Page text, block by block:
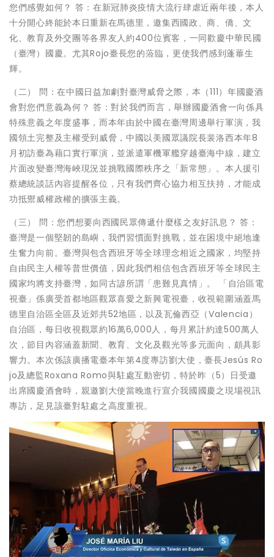
您們感覺如何？ 答：在新冠肺炎疫情大流行肆虐近兩年後，本人
十分開心終能於本日重新在馬德里，邀集西國政、商、僑、文
化、教育及外交團等各界友人約400位賓客，一同歡慶中華民國
（臺灣）國慶。尤其Rojo臺長您的蒞臨，更使我們感到蓬蓽生
輝。
（二） 問：在中國日益加劇對臺灣威脅之際，本（111）年國慶酒
會對您們意義為何？ 答：對於我們而言，舉辦國慶酒會一向係具
特殊意義之年度盛事，而本年由於中國在臺灣周邊舉行軍演，我
國領土完整及主權受到威脅，中國以美國眾議院長裴洛西本年8
月初訪臺為藉口實行軍演，並派遣軍機軍艦穿越臺海中線，建立
片面改變臺灣海峽現況並挑戰國際秩序之「新常態」。本人援引
蔡總統談話內容提醒各位，只有我們齊心協力相互扶持，才能成
功抵禦威權政權的擴張主義。
（三） 問：您們想要向西國民眾傳遞什麼樣之友好訊息？ 答：
臺灣是一個堅韌的島嶼，我們習慣面對挑戰，並在困境中絕地逢
生奮力向前。臺灣與包含西班牙等全球理念相近之國家，均堅持
自由民主人權等普世價值，因此我們相信包含西班牙等全球民主
國家均將支持臺灣，如同古諺所謂「患難見真情」。 「自治區電
視臺」係廣受首都地區觀眾喜愛之新興電視臺，收視範圍涵蓋馬
德里自治區全區及近郊共52地區，以及瓦倫西亞（Valencia）
自治區，每日收視觀眾約16萬6,000人，每月累計約達500萬人
次，節目內容涵蓋新聞、教育、文化及觀光等多元面向，頗具影
響力。本次係該廣播電臺本年第4度專訪劉大使，臺長Jesús Ro
jo及總監Roxana Romo與駐處互動密切，特於昨（5）日受邀
出席國慶酒會時，親邀劉大使當晚進行宣介我國國慶之現場視訊
專訪，足見該臺對駐處之高度重視。